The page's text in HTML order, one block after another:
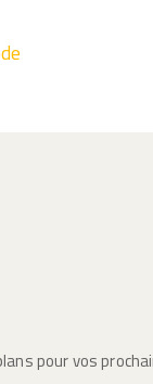
pour vos